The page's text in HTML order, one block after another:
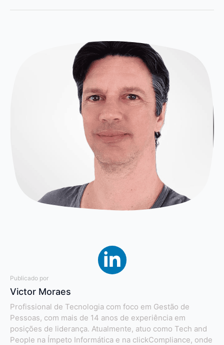
Publicado por
Victor Moraes
Profissional de Tecnologia com foco em Gestão de
Pessoas, com mais de 14 anos de experiência em
posições de liderança. Atualmente, atuo como Tech and
People na Ímpeto Informática e na clickCompliance, onde